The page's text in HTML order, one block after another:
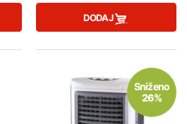
DODAJ
Sniženo
26%